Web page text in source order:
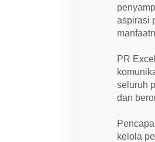
aspirasi
PR
seluruh
dan
kelola